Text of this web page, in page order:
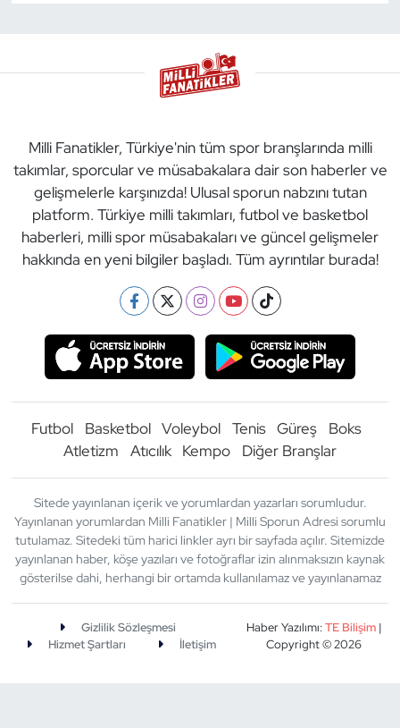
Milli Fanatikler, Türkiye'nin tüm spor branşlarında milli
takımlar, sporcular ve müsabakalara dair son haberler ve
gelişmelerle karşınızda! Ulusal sporun nabzını tutan
platform. Türkiye milli takımları, futbol ve basketbol
haberleri, milli spor müsabakaları ve güncel gelişmeler
hakkında en yeni bilgiler başladı. Tüm ayrıntılar burada!
Futbol Basketbol Voleybol Tenis Güreş
Boks
Atletizm
Atıcılık Kempo Diğer Branşlar
Sitede yayınlanan içerik ve yorumlardan yazarları sorumludur.
Yayınlanan yorumlardan Milli Fanatikler | Milli Sporun Adresi sorumlu
tutulamaz. Sitedeki tüm harici linkler ayrı bir sayfada açılır. Sitemizde
yayınlanan haber, köşe yazıları ve fotoğraflar izin alınmaksızın kaynak
gösterilse dahi, herhangi bir ortamda kullanılamaz ve yayınlanamaz
Gizlilik Sözleşmesi
Hizmet Şartları
İletişim
Haber Yazılımı:TE Bilişim|
Copyright © 2026